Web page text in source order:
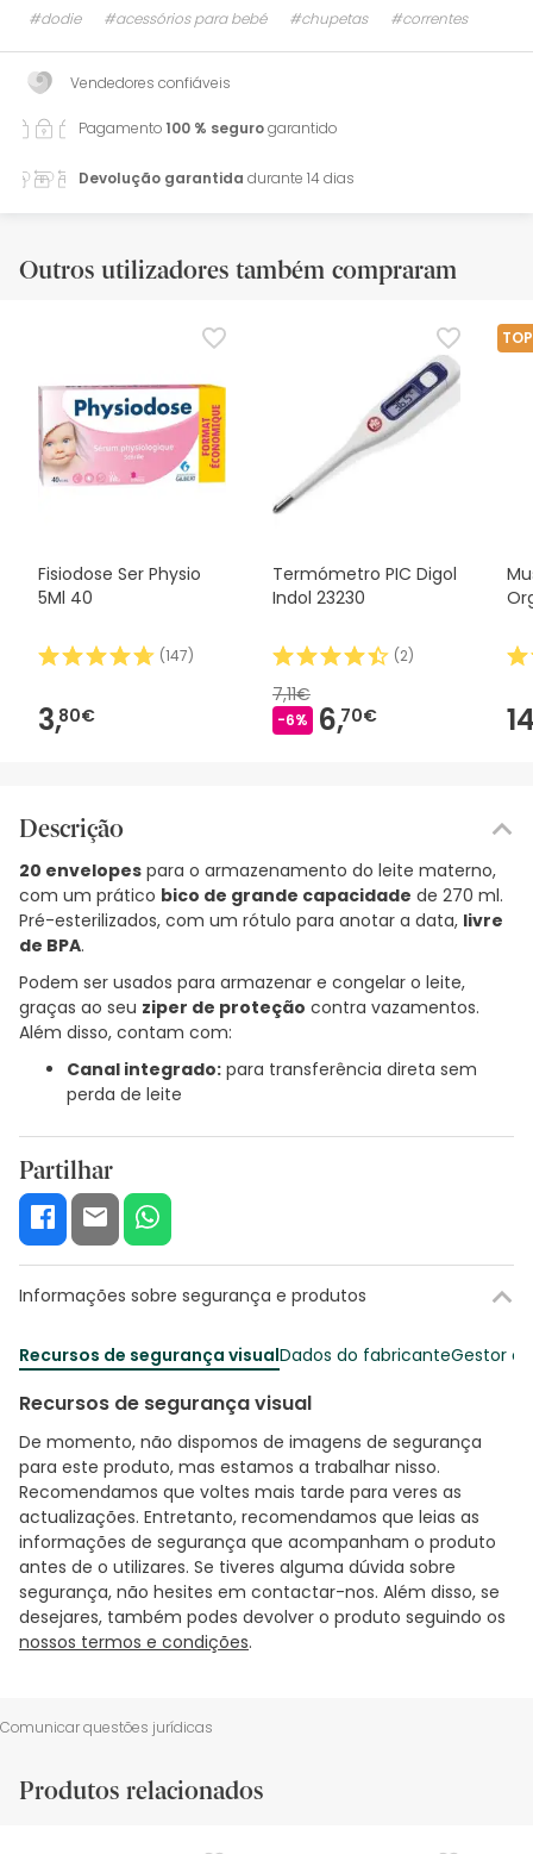
#dodie
#acessórios para bebé #chupetas #correntes
Vendedores confiáveis
Pagamento100 % segurogarantido
Devolução garantida durante 14 dias
Outros utilizadores também compraram
Fisiodose Ser Physio
5Ml 40
(147)
3,80€
Termómetro PIC Digol
Indol 23230
(2)
7,11€
-6% 6,70€
Descrição
20 envelopes para o armazenamento do leite materno,
com um prático bico de grande capacidade de 270 ml.
Pré-esterilizados, com um rótulo para anotar a data, livre
de BPA.
Podem ser usados para armazenar e congelar o leite,
graças ao seu ziper de proteção contra vazamentos.
Além disso, contam com:
Canal integrado: para transferência direta sem
perda de leite
Partilhar
Informações sobre segurança e produtos
Recursos de segurança visualDados do fabricanteGestor
Recursos de segurança visual
De momento, não dispomos de imagens de segurança
para este produto, mas estamos a trabalhar nisso.
Recomendamos que voltes mais tarde para veres as
actualizações. Entretanto, recomendamos que leias as
informações de segurança que acompanham o produto
antes de o utilizares. Se tiveres alguma dúvida sobre
segurança, não hesites em contactar-nos. Além disso, se
desejares, também podes devolver o produto seguindo os
nossos termos e condições.
Comunicar questões jurídicas
Produtos relacionados